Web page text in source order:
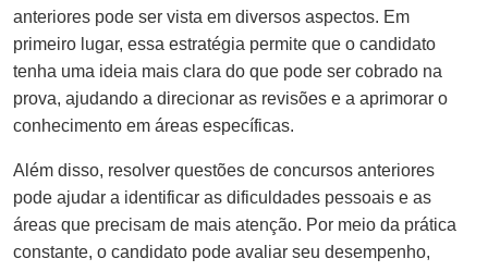
anteriores pode ser vista em diversos aspectos. Em
primeiro lugar, essa estratégia permite que o candidato
tenha uma ideia mais clara do que pode ser cobrado na
prova, ajudando a direcionar as revisões e a aprimorar o
conhecimento em áreas específicas.
Além disso, resolver questões de concursos anteriores
pode ajudar a identificar as dificuldades pessoais e as
áreas que precisam de mais atenção. Por meio da prática
constante, o candidato pode avaliar seu desempenho,